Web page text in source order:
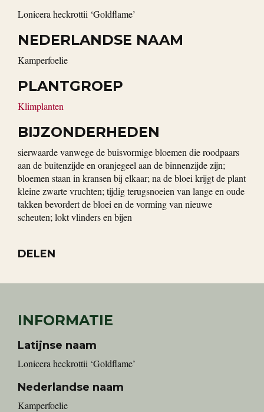
Lonicera heckrottii ‘Goldflame’
NEDERLANDSE NAAM
kamperfoelie
PLANTGROEP
Klimplanten
BIJZONDERHEDEN
sierwaarde vanwege de buisvormige bloemen die roodpaars
aan de buitenzijde en oranjegeel aan de binnenzijde zijn;
bloemen staan in kransen bij elkaar; na de bloei krijgt de plant
kleine zwarte vruchten; tijdig terugsnoeien van lange en oude
takken bevordert de bloei en de vorming van nieuwe
scheuten; lokt vlinders en bijen
DELEN
INFORMATIE
Latijnse naam
Lonicera heckrottii ‘Goldflame’
Nederlandse naam
kamperfoelie